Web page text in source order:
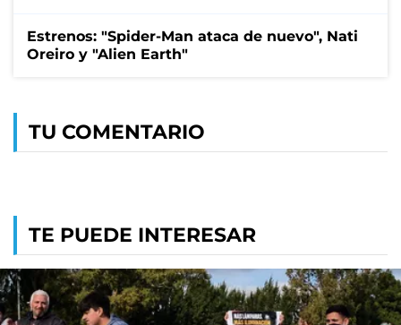
Estrenos: "Spider-Man ataca de nuevo", Nati
Oreiro y "Alien Earth"
TU COMENTARIO
TE PUEDE INTERESAR